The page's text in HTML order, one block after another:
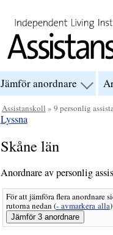
Jämför anordnare
visa
menyn
för
Assistanskoll » 9 personlig
Lyssna
Skåne län
Anordnare av personlig
För att jämföra flera anordnare
rutorna nedan (- avmarkera alla)